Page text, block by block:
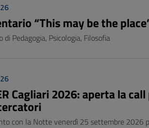
“This may be the
Pedagogia, Psicologia, Filosofia
Cagliari 2026: aperta la
con la Notte venerdì 25 settembre 2026